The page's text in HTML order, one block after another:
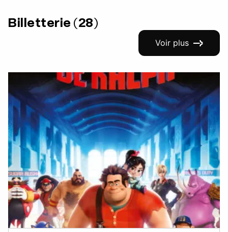
Billetterie (28)
Voir plus